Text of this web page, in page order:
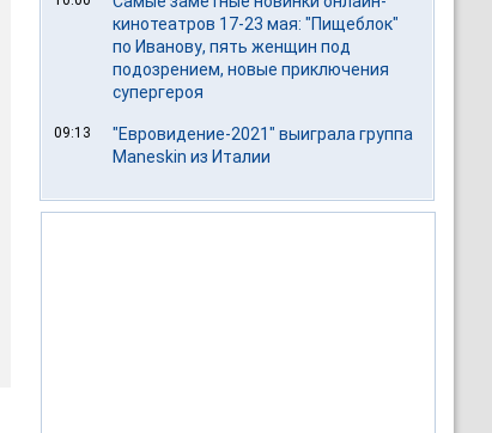
кинотеатров 17-23 мая: "Пищеблок"
по Иванову, пять женщин под
подозрением, новые приключения
супергероя
09:13
"Евровидение-2021" выиграла группа
Maneskin из Италии